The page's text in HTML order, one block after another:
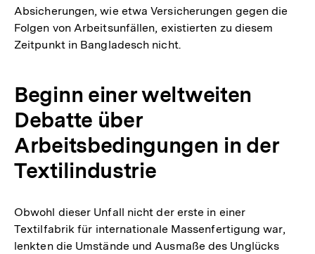
Absicherungen, wie etwa Versicherungen gegen die
Folgen von Arbeitsunfällen, existierten zu diesem
Zeitpunkt in Bangladesch nicht.
Beginn einer weltweiten
Debatte über
Arbeitsbedingungen in der
Textilindustrie
Obwohl dieser Unfall nicht der erste in einer
Textilfabrik für internationale Massenfertigung war,
lenkten die Umstände und Ausmaße des Unglücks